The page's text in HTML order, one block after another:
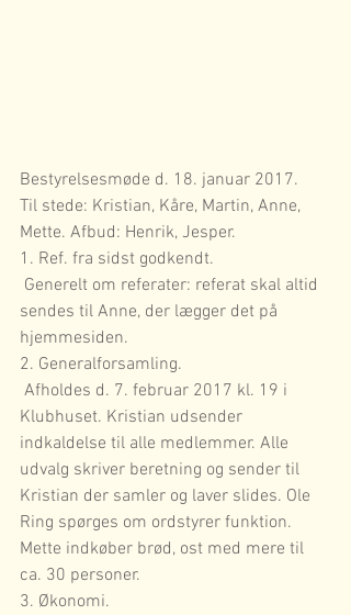
Bestyrelsesmøde d. 18. januar 2017.
Til stede: Kristian, Kåre, Martin, Anne,
Mette. Afbud: Henrik, Jesper.
1. Ref. fra sidst godkendt.
sendes til Anne, der lægger det på
hjemmesiden.
2. Generalforsamling.
Klubhuset. Kristian udsender
indkaldelse til alle medlemmer. Alle
udvalg skriver beretning og sender til
Kristian der samler og laver slides. Ole
Ring spørges om ordstyrer funktion.
Mette indkøber brød, ost med mere til
ca. 30 personer.
3. Økonomi.